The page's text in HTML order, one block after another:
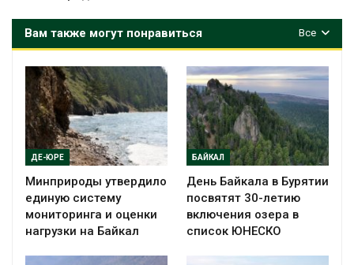
Все
Вам также могут понравиться
ДЕ-ЮРЕ
Минприроды утвердило
единую систему
мониторинга и оценки
нагрузки на Байкал
БАЙКАЛ
День Байкала в Бурятии
посвятят 30-летию
включения озера в
список ЮНЕСКО